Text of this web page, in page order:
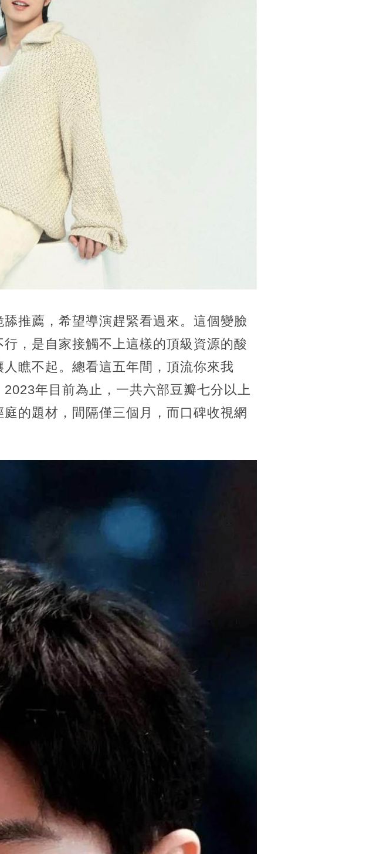
推薦，希望導演趕緊看過來。這個變臉
，是自家接觸不上這樣的頂級資源的酸
瞧不起。總看這五年間，頂流你來我
年目前為止，一共六部豆瓣七分以上
的題材，間隔僅三個月，而口碑收視網